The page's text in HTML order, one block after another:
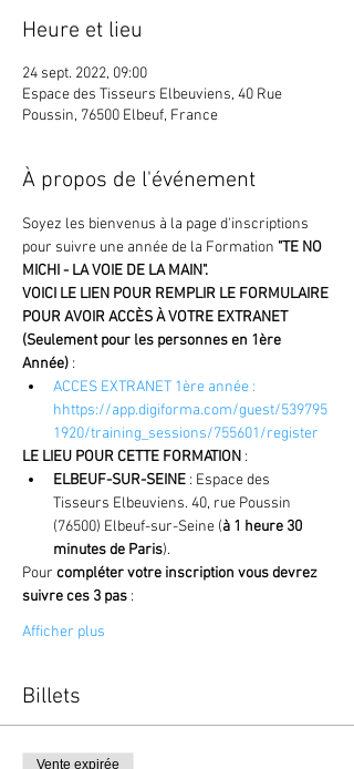
Heure et lieu
24 sept. 2022, 09:00
Espace des Tisseurs Elbeuviens, 40 Rue
Poussin, 76500 Elbeuf, France
À propos de l'événement
Soyez les bienvenus à la page d'inscriptions
pour suivre une année de la Formation "TE NO
MICHI - LA VOIE DE LA MAIN".
VOICI LE LIEN POUR REMPLIR LE FORMULAIRE
POUR AVOIR ACCÈS À VOTRE EXTRANET
(Seulement pour les personnes en 1ère
Année) :
ACCES EXTRANET 1ère année :
hhttps://app.digiforma.com/guest/539795
1920/training_sessions/755601/register
LE LIEU POUR CETTE FORMATION :
ELBEUF-SUR-SEINE : Espace des
Tisseurs Elbeuviens. 40, rue Poussin
(76500) Elbeuf-sur-Seine (à 1 heure 30
minutes de Paris).
Pour compléter votre inscription vous devrez
suivre ces 3 pas :
Afficher plus
Billets
Vente expirée